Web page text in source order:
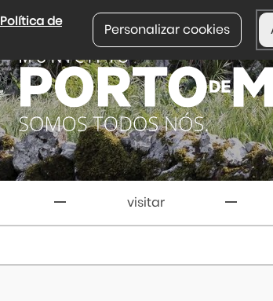
Política de
Personalizar cookies
visitar